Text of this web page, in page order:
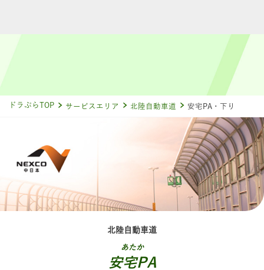
ドラぷらTOP サービスエリア 北陸自動車道 安宅PA・下り
北陸自動車道
あたか
安宅PA